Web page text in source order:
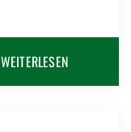
WEITERLESEN